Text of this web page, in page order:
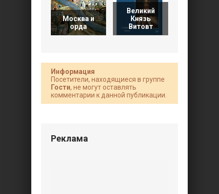
Москва и
орда
Великий
Князь
Витовт
Информация
Посетители, находящиеся в группе
Гости, не могут оставлять
комментарии к данной публикации.
Реклама